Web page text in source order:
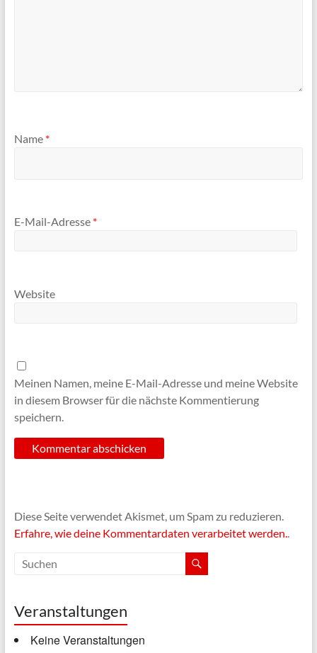
Name *
E-Mail-Adresse *
Website
Meinen Namen, meine E-Mail-Adresse und meine Website
in diesem Browser für die nächste Kommentierung
speichern.
Diese Seite verwendet Akismet, um Spam zu reduzieren.
Erfahre, wie deine Kommentardaten verarbeitet werden.
Veranstaltungen
Keine Veranstaltungen